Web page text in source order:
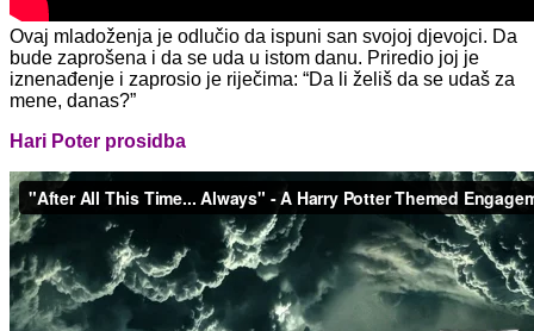
Ovaj mladoženja je odlučio da ispuni san svojoj djevojci. Da
bude zaprošena i da se uda u istom danu. Priredio joj je
iznenađenje i zaprosio je riječima: “Da li želiš da se udaš za
mene, danas?”
Hari Poter prosidba